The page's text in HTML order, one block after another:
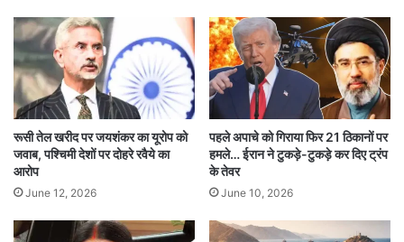
क्षमता को कई गुना बढ़ाएंगे। इससे पहले 27 मई को भारत के
स्वदेशी 5वीं पीढ़ी के लड़ाकू विमान AMCA के प्रोडक्शन
मॉडल को भी मंजूरी दी जा चुकी है, जिससे देश की रक्षा
क्षमता लगातार मजबूत हो रही है।
अत्याधुनिक I-STAR स्पाय एयरक्राफ्ट
इजराइल एयरफोर्स
रूसी तेल खरीद पर जयशंकर का यूरोप को
जवाब, पश्चिमी देशों पर दोहरे रवैये का
आरोप
June 12, 2026
पहले अपाचे को गिराया फिर 21 ठिकानों पर
हमले… ईरान ने टुकड़े-टुकड़े कर दिए ट्रंप
के तेवर
June 10, 2026